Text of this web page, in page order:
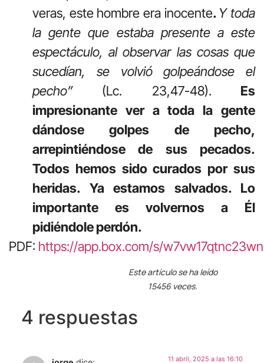
veras, este hombre era inocente. Y toda
la gente que estaba presente a este
espectáculo, al observar las cosas que
sucedían, se volvió golpeándose el
pecho”(Lc. 23,47-48). Es
impresionante ver a toda la gente
dándose golpes de pecho,
arrepintiéndose de sus pecados.
Todos hemos sido curados por sus
heridas. Ya estamos salvados. Lo
importante es volvernos a Él
pidiéndole perdón.
PDF: https://app.box.com/s/
Este artículo se ha leído
15456 veces.
4 respuestas
11 abril, 2025 a las 16:10